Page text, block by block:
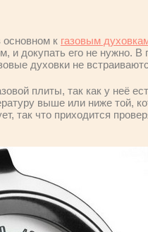
к газовым
докупать его не нужно. В
духовки не
плиты, так как у неё
выше или ниже той,
так что приходится